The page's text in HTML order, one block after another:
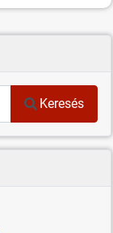
Keresés